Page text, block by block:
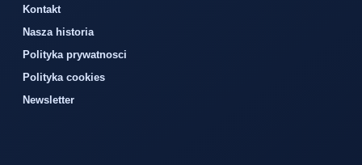
Kontakt
Nasza historia
Polityka prywatnosci
Polityka cookies
Newsletter